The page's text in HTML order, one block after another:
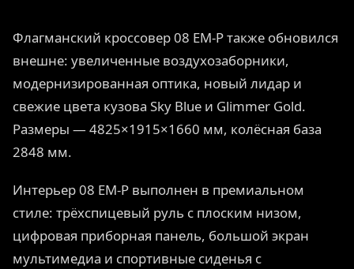
Флагманский кроссовер 08 EM-P также обновился
внешне: увеличенные воздухозаборники,
модернизированная оптика, новый лидар и
свежие цвета кузова Sky Blue и Glimmer Gold.
Размеры — 4825×1915×1660 мм, колёсная база
2848 мм.
Интерьер 08 EM-P выполнен в премиальном
стиле: трёхспицевый руль с плоским низом,
цифровая приборная панель, большой экран
мультимедиа и спортивные сиденья с